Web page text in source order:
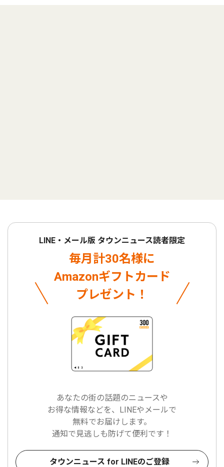
LINE・メール版 タウンニュース読者限定
毎月計30名様に
Amazonギフトカード
プレゼント！
あなたの街の話題のニュースや
お得な情報などを、LINEやメールで
無料でお届けします。
通知で見逃しも防げて便利です！
タウンニュース for LINEのご登録